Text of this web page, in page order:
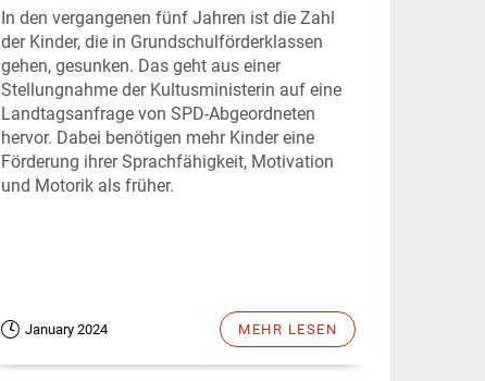
In den vergangenen fünf Jahren ist die Zahl
der Kinder, die in Grundschulförderklassen
gehen, gesunken. Das geht aus einer
Stellungnahme der Kultusministerin auf eine
Landtagsanfrage von SPD-Abgeordneten
hervor. Dabei benötigen mehr Kinder eine
Förderung ihrer Sprachfähigkeit, Motivation
und Motorik als früher.
January 2024 MEHR LESEN